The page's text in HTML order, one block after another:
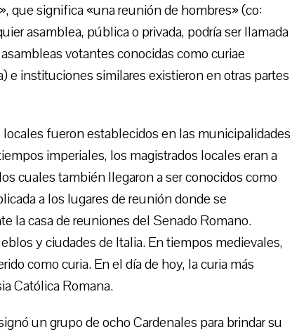
que significa «una reunión de hombres» (co:
asamblea, pública o privada, podría ser llamada
votantes conocidas como curiae
e instituciones similares existieron en otras partes
fueron establecidos en las municipalidades
imperiales, los magistrados locales eran a
cuales también llegaron a ser conocidos como
a los lugares de reunión donde se
la casa de reuniones del Senado Romano.
y ciudades de Italia. En tiempos medievales,
como curia. En el día de hoy, la curia más
Católica Romana.
un grupo de ocho Cardenales para brindar su